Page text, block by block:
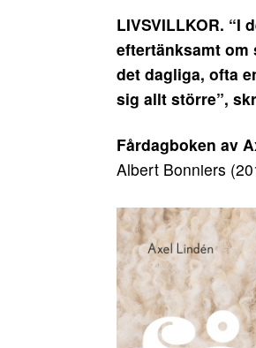
LIVSVILLKOR. “I
eftertänksamt om
det dagliga, ofta
sig allt större”,
Fårdagboken av
Albert Bonniers